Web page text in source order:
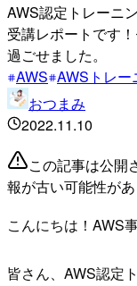
AWS認定トレーニ
受講レポートです
過ごせました。
AWS AWSトレー
おつまみ
2022.11.10
この記事は公開
報が古い可能性が
こんにちは！AWS
皆さん、AWS認定